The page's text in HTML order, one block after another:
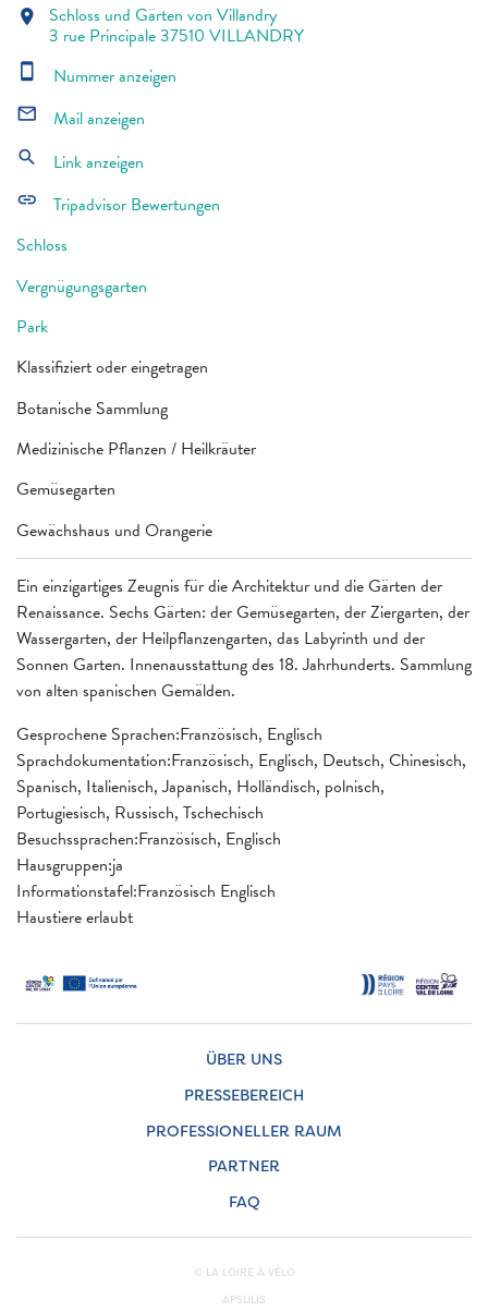
Ein einzigartiges Zeugnis für die Architektur und die Gärten der
Renaissance. Sechs Gärten: der Gemüsegarten, der Ziergarten, der
Wassergarten, der Heilpflanzengarten, das Labyrinth und der
Sonnen Garten. Innenausstattung des 18. Jahrhunderts. Sammlung
von alten spanischen Gemälden.
Gesprochene Sprachen:Französisch, Englisch
Sprachdokumentation:Französisch, Englisch, Deutsch, Chinesisch,
Spanisch, Italienisch, Japanisch, Holländisch, polnisch,
Portugiesisch, Russisch, Tschechisch
Besuchssprachen:Französisch, Englisch
Hausgruppen:ja
Informationstafel:Französisch Englisch
Haustiere erlaubt
location_on Schloss und Gärten von Villandry
3 rue Principale 37510 VILLANDRY
smartphone Nummer anzeigen
mail_outline Mail anzeigen
search Link anzeigen
link
Tripadvisor Bewertungen
Schloss
Vergnügungsgarten
Park
Klassifiziert oder eingetragen
Botanische Sammlung
Medizinische Pflanzen / Heilkräuter
Gemüsegarten
Gewächshaus und Orangerie
ÜBER UNS
PRESSEBEREICH
PROFESSIONELLER RAUM
PARTNER
FAQ
© LA LOIRE À VÉLO
APSULIS